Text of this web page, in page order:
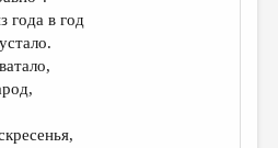
года в год